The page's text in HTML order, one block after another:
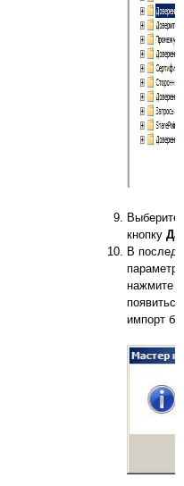
Выберите
кнопку
В
нажмите
импорт